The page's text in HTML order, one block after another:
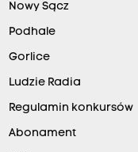
Nowy Sącz
Podhale
Gorlice
Ludzie Radia
Regulamin konkursów
Abonament